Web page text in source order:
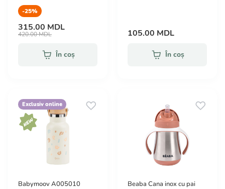
-25%
315.00 MDL
420.00 MDL
În coș
105.00 MDL
În coș
Exclusiv online
Babymoov A005010
Beaba Cana inox cu pai